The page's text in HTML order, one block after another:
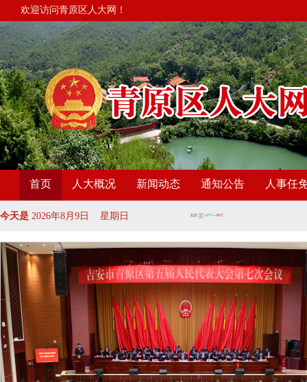
欢迎访问青原区人大网！
首页 人大概况 新闻动态 通知公告 人事任
今天是 2026年8月9日 星期日